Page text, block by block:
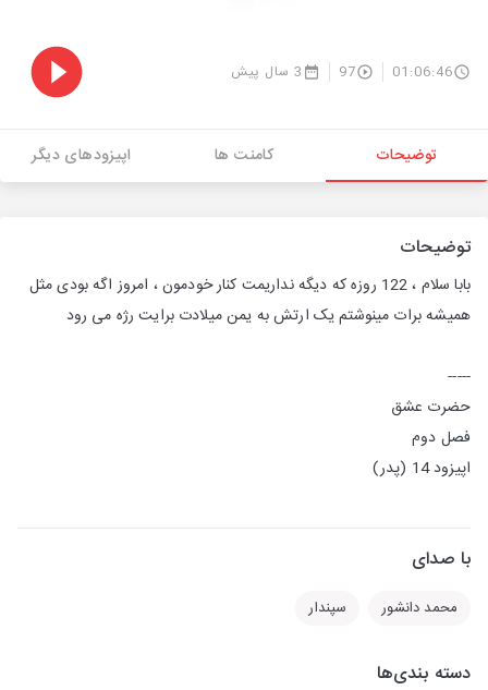
01:06:46
97 3 سال پیش
توضیحات کامنت ها اپیزودهای دیگر
توضیحات
بابا سلام ، 122 روزه که دیگه نداریمت کنار خودمون ، امروز اگه بودی مثل
همیشه برات مینوشتم یک ارتش به یمن میلادت برایت رژه می رود
-----
حضرت عشق
فصل دوم
اپیزود 14 (پدر)
با صدای
محمد دانشور سپندار
دسته بندی‌ها